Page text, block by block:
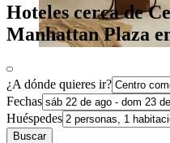
Hoteles cerca de
Manhattan Plaza
¿A dónde quieres ir?
Fechas
Huéspedes
Buscar